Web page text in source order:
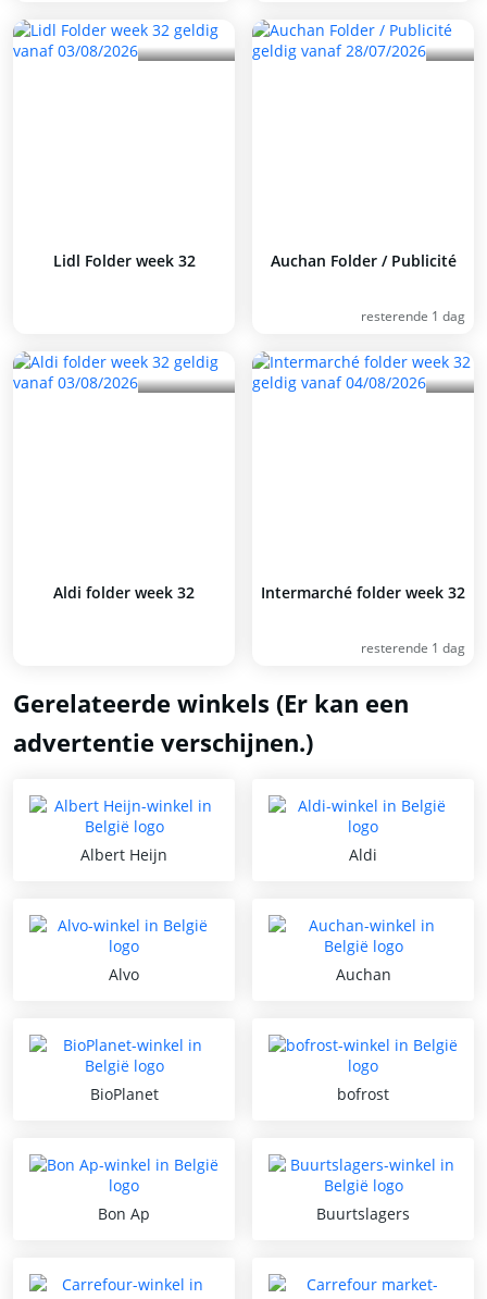
Lidl Folder week 32 Auchan Folder / Publicité
resterende 1 dag
Aldi folder week 32 Intermarché folder week 32
resterende 1 dag
Gerelateerde winkels (Er kan een
advertentie verschijnen.)
Albert Heijn Aldi
Alvo Auchan
BioPlanet bofrost
Bon Ap Buurtslagers